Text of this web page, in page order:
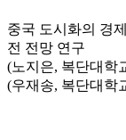
중국 도시화의 경
전 전망 연구
(노지은, 복단대학
(우재송, 복단대학